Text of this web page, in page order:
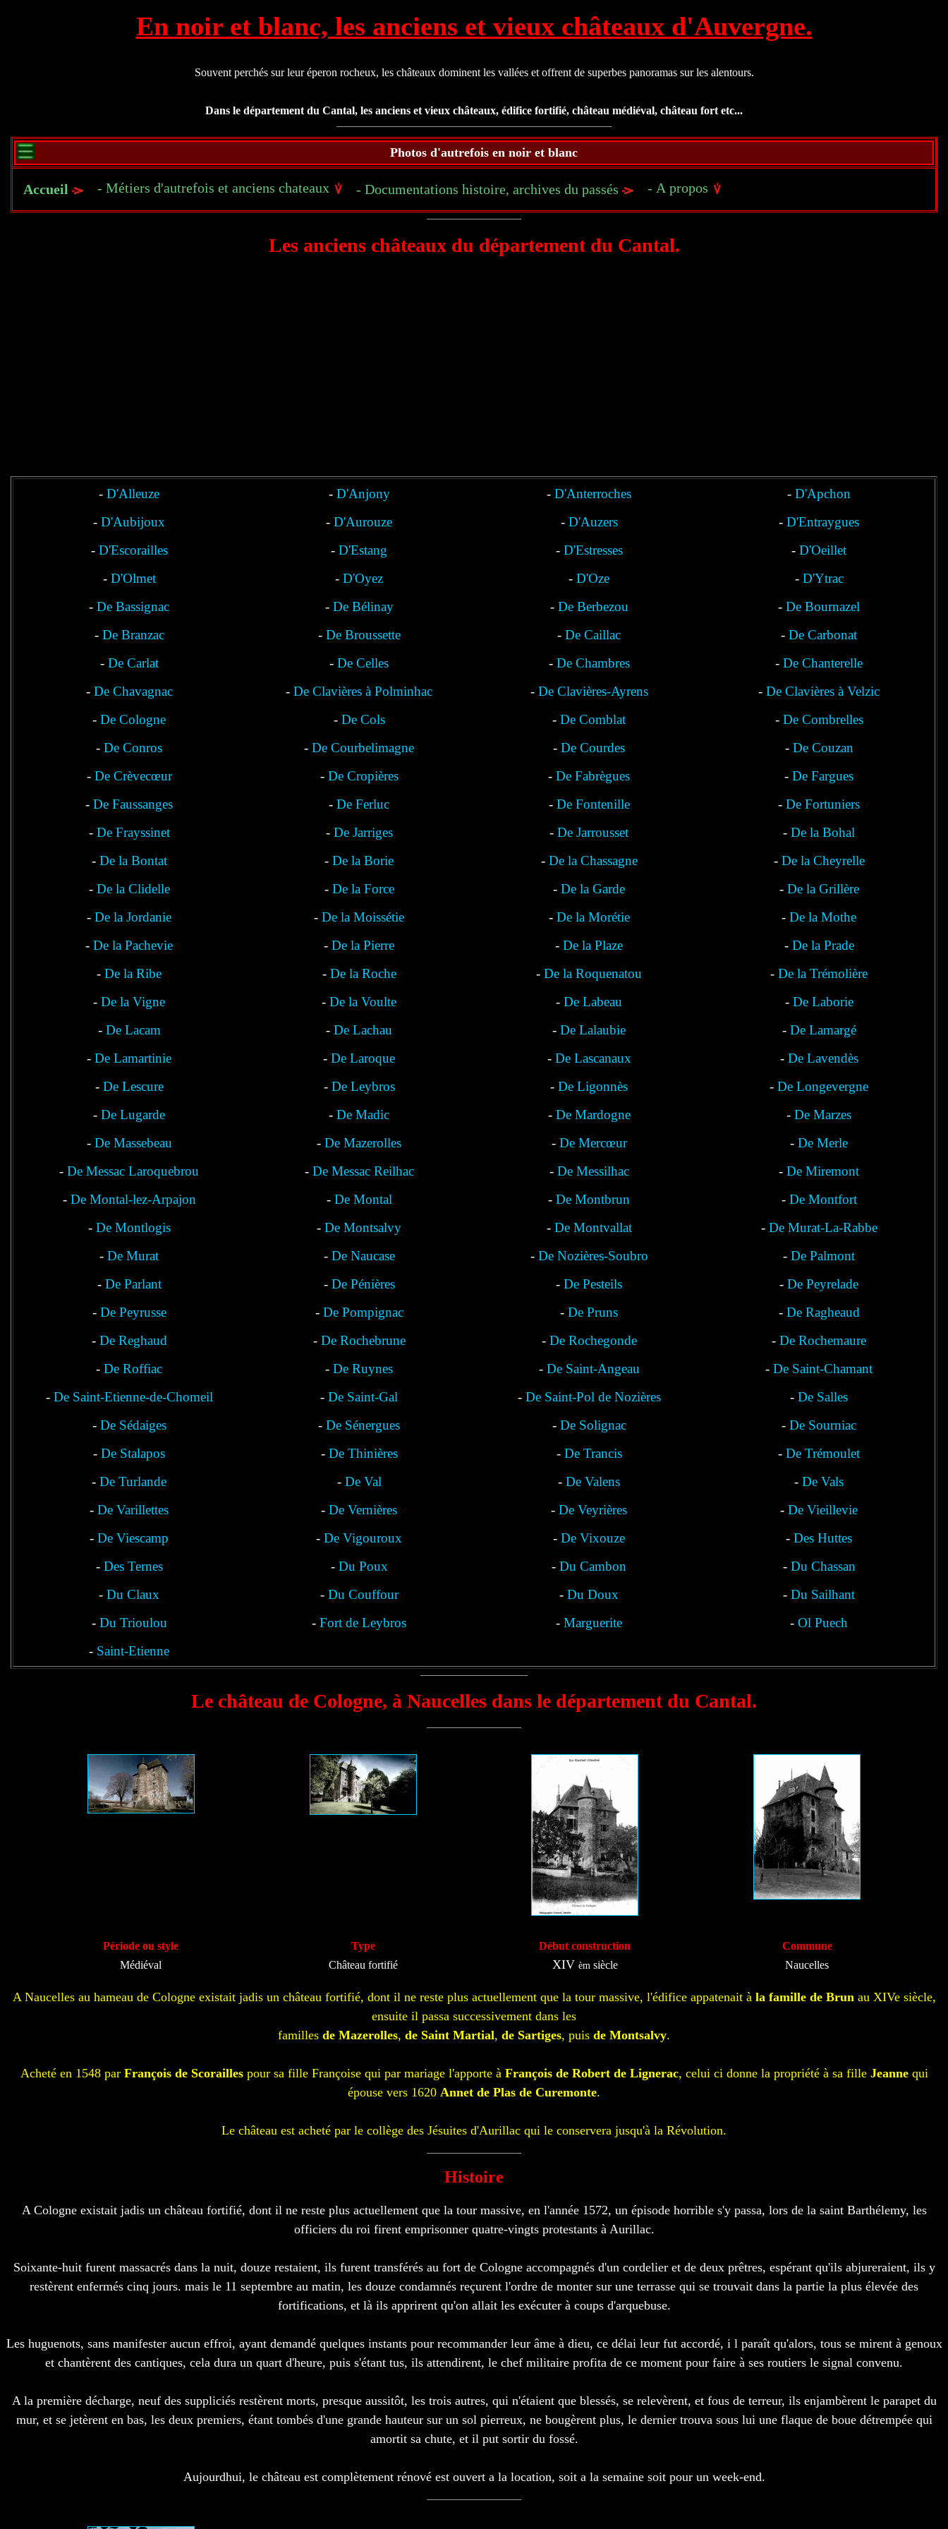
En noir et blanc, les anciens et vieux châteaux d'Auvergne.
Souvent perchés sur leur éperon rocheux, les châteaux dominent les vallées et offrent de superbes panoramas sur les alentours.
Dans le département du Cantal, les anciens et vieux châteaux, édifice fortifié, château médiéval, château fort etc...
Photos d'autrefois en noir et blanc
Accueil - Métiers d'autrefois et anciens chateaux - Documentations histoire, archives du passés - A propos
Les anciens châteaux du département du Cantal.
- D'Alleuze - D'Anjony - D'Anterroches - D'Apchon
- D'Aubijoux - D'Aurouze - D'Auzers - D'Entraygues
- D'Escorailles - D'Estang - D'Estresses - D'Oeillet
- D'Olmet - D'Oyez - D'Oze - D'Ytrac
- De Bassignac - De Bélinay - De Berbezou - De Bournazel
- De Branzac - De Broussette - De Caillac - De Carbonat
- De Carlat - De Celles - De Chambres - De Chanterelle
- De Chavagnac - De Clavières à Polminhac - De Clavières-Ayrens - De Clavières à Velzic
- De Cologne - De Cols - De Comblat - De Combrelles
- De Conros - De Courbelimagne - De Courdes - De Couzan
- De Crèvecœur - De Cropières - De Fabrègues - De Fargues
- De Faussanges - De Ferluc - De Fontenille - De Fortuniers
- De Frayssinet - De Jarriges - De Jarrousset - De la Bohal
- De la Bontat - De la Borie - De la Chassagne - De la Cheyrelle
- De la Clidelle - De la Force - De la Garde - De la Grillère
- De la Jordanie - De la Moissétie - De la Morétie - De la Mothe
- De la Pachevie - De la Pierre - De la Plaze - De la Prade
- De la Ribe - De la Roche - De la Roquenatou - De la Trémolière
- De la Vigne - De la Voulte - De Labeau - De Laborie
- De Lacam - De Lachau - De Lalaubie - De Lamargé
- De Lamartinie - De Laroque - De Lascanaux - De Lavendès
- De Lescure - De Leybros - De Ligonnès - De Longevergne
- De Lugarde - De Madic - De Mardogne - De Marzes
- De Massebeau - De Mazerolles - De Mercœur - De Merle
- De Messac Laroquebrou - De Messac Reilhac - De Messilhac - De Miremont
- De Montal-lez-Arpajon - De Montal - De Montbrun - De Montfort
- De Montlogis - De Montsalvy - De Montvallat - De Murat-La-Rabbe
- De Murat - De Naucase - De Nozières-Soubro - De Palmont
- De Parlant - De Pénières - De Pesteils - De Peyrelade
- De Peyrusse - De Pompignac - De Pruns - De Ragheaud
- De Reghaud - De Rochebrune - De Rochegonde - De Rochemaure
- De Roffiac - De Ruynes - De Saint-Angeau - De Saint-Chamant
- De Saint-Etienne-de-Chomeil - De Saint-Gal - De Saint-Pol de Nozières - De Salles
- De Sédaiges - De Sénergues - De Solignac - De Sourniac
- De Stalapos - De Thinières - De Trancis - De Trémoulet
- De Turlande - De Val - De Valens - De Vals
- De Varillettes - De Vernières - De Veyrières - De Vieillevie
- De Viescamp - De Vigouroux - De Vixouze - Des Huttes
- Des Ternes - Du Poux - Du Cambon - Du Chassan
- Du Claux - Du Couffour - Du Doux - Du Sailhant
- Du Trioulou - Fort de Leybros - Marguerite - Ol Puech
- Saint-Etienne
Le château de Cologne, à Naucelles dans le département du Cantal.
Période ou style
Médiéval
Type
Château fortifié
Début construction
XIV èm siècle
Commune
Naucelles
A Naucelles au hameau de Cologne existait jadis un château fortifié, dont il ne reste plus actuellement que la tour massive, l'édifice appatenait à la famille de Brunau XIVe siècle,
ensuite il passa successivement dans les
familles de Mazerolles, de Saint Martial, de Sartiges, puis de Montsalvy.
Acheté en 1548 par François de Scoraillespour sa fille Françoise qui par mariage l'apporte à François de Robert de Lignerac, celui ci donne la propriété à sa fille Jeannequi
épouse vers 1620 Annet de Plas de Curemonte.
Le château est acheté par le collège des Jésuites d'Aurillac qui le conservera jusqu'à la Révolution.
Histoire
A Cologne existait jadis un château fortifié, dont il ne reste plus actuellement que la tour massive, en l'année 1572, un épisode horrible s'y passa, lors de la saint Barthélemy, les
officiers du roi firent emprisonner quatre-vingts protestants à Aurillac.
Soixante-huit furent massacrés dans la nuit, douze restaient, ils furent transférés au fort de Cologne accompagnés d'un cordelier et de deux prêtres, espérant qu'ils abjureraient, ils y
restèrent enfermés cinq jours. mais le 11 septembre au matin, les douze condamnés reçurent l'ordre de monter sur une terrasse qui se trouvait dans la partie la plus élevée des
fortifications, et là ils apprirent qu'on allait les exécuter à coups d'arquebuse.
Les huguenots, sans manifester aucun effroi, ayant demandé quelques instants pour recommander leur âme à dieu, ce délai leur fut accordé, i l paraît qu'alors, tous se mirent à genoux
et chantèrent des cantiques, cela dura un quart d'heure, puis s'étant tus, ils attendirent, le chef militaire profita de ce moment pour faire à ses routiers le signal convenu.
A la première décharge, neuf des suppliciés restèrent morts, presque aussitôt, les trois autres, qui n'étaient que blessés, se relevèrent, et fous de terreur, ils enjambèrent le parapet du
mur, et se jetèrent en bas, les deux premiers, étant tombés d'une grande hauteur sur un sol pierreux, ne bougèrent plus, le dernier trouva sous lui une flaque de boue détrempée qui
amortit sa chute, et il put sortir du fossé.
Aujourdhui, le château est complètement rénové est ouvert a la location, soit a la semaine soit pour un week-end.